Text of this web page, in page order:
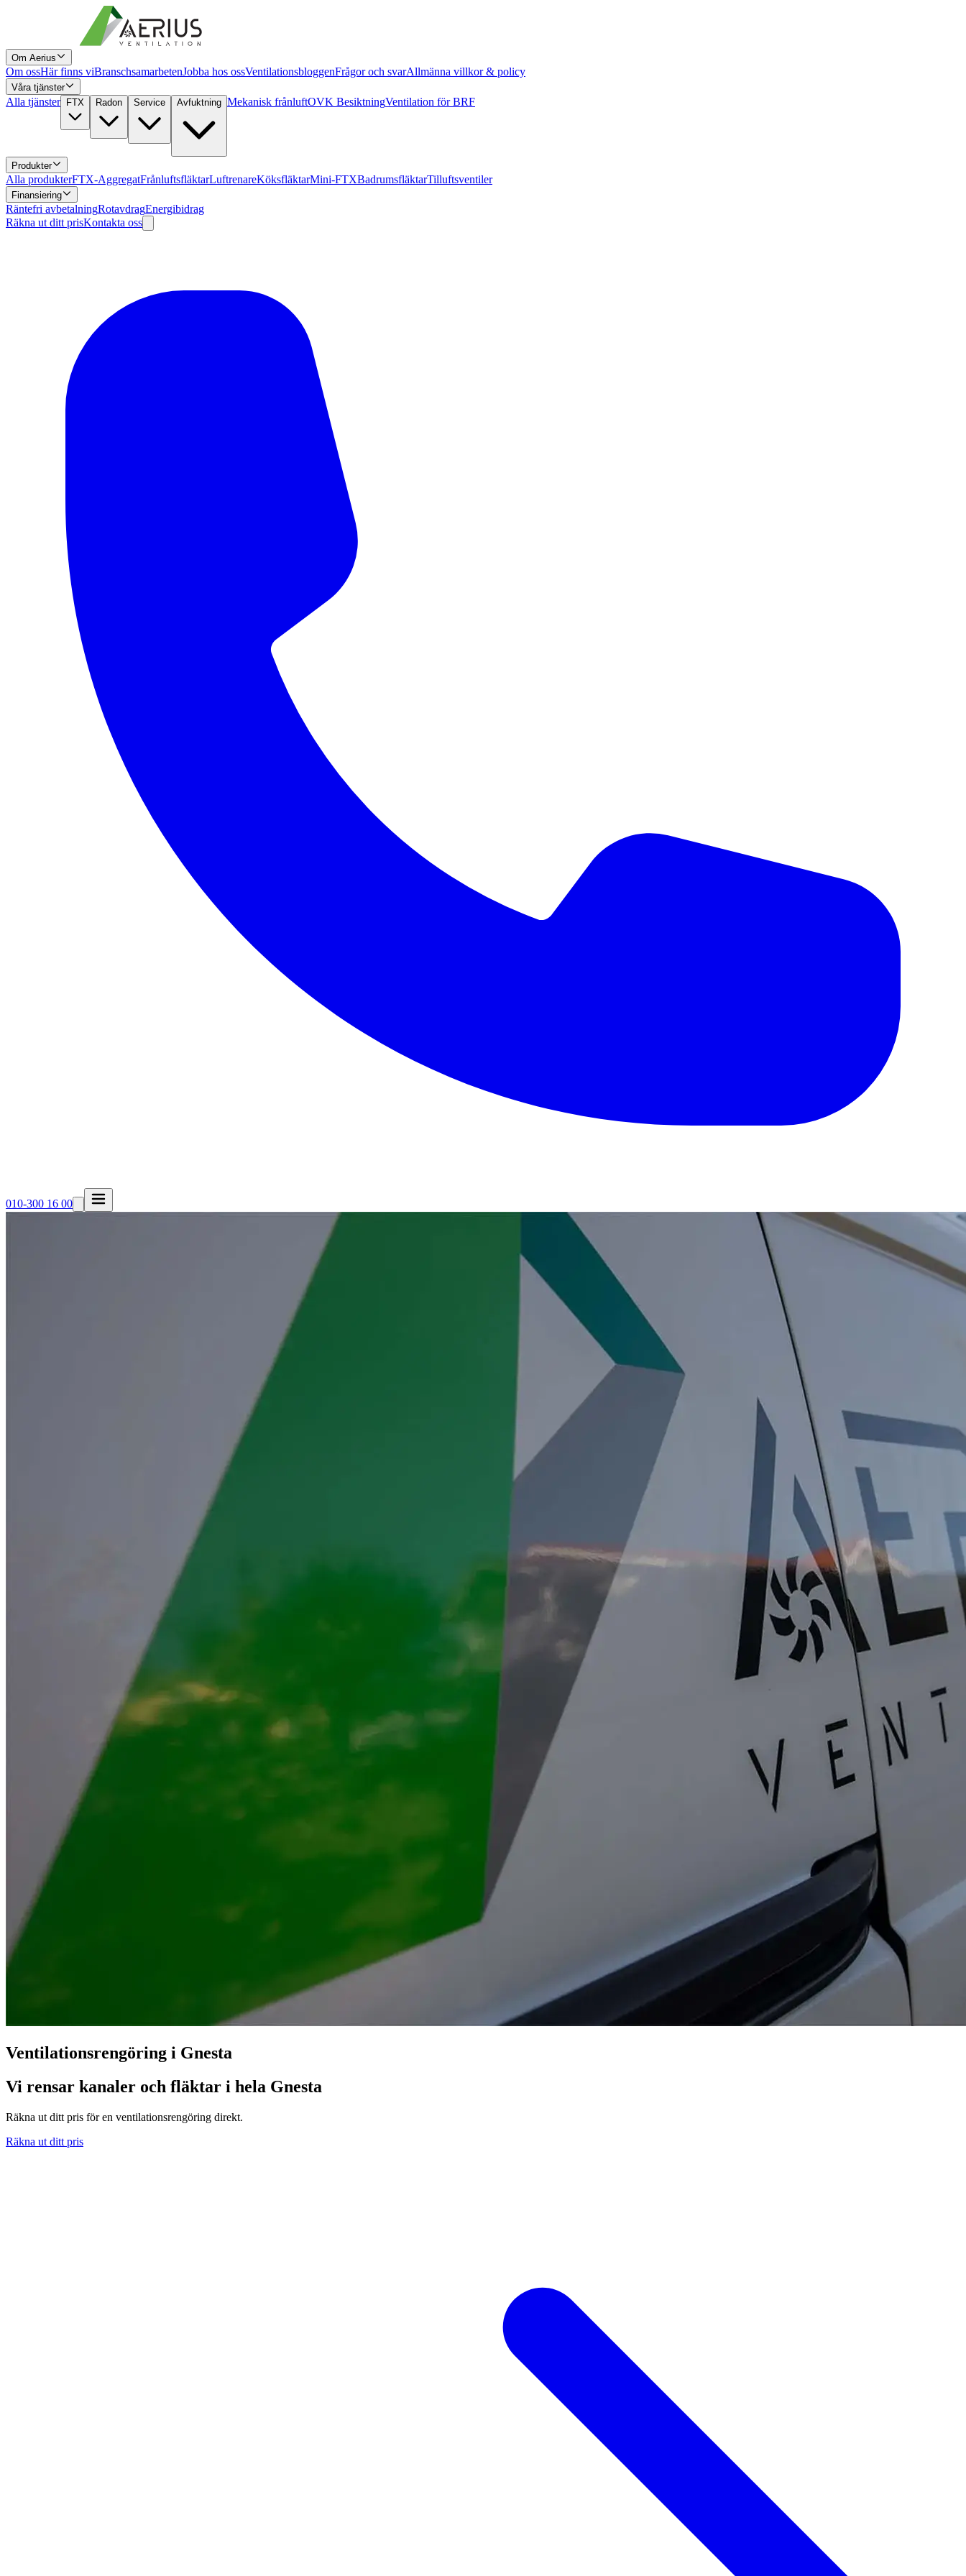
Om Aerius
Om ossHär finns viBranschsamarbetenJobba hos ossVentilationsbloggenFrågor och svarAllmänna villkor & policy
Våra tjänster
Alla tjänster FTX Radon Service Avfuktning Mekanisk frånluftOVK BesiktningVentilation för BRF
Produkter
Alla produkterFTX-AggregatFrånluftsfläktarLuftrenareKöksfläktarMini-FTXBadrumsfläktarTilluftsventiler
Finansiering
Räntefri avbetalningRotavdragEnergibidrag
Räkna ut ditt prisKontakta oss
010-300 16 00
Ventilationsrengöring i Gnesta
Vi rensar kanaler och fläktar i hela Gnesta
Räkna ut ditt pris för en ventilationsrengöring direkt.
Räkna ut ditt pris